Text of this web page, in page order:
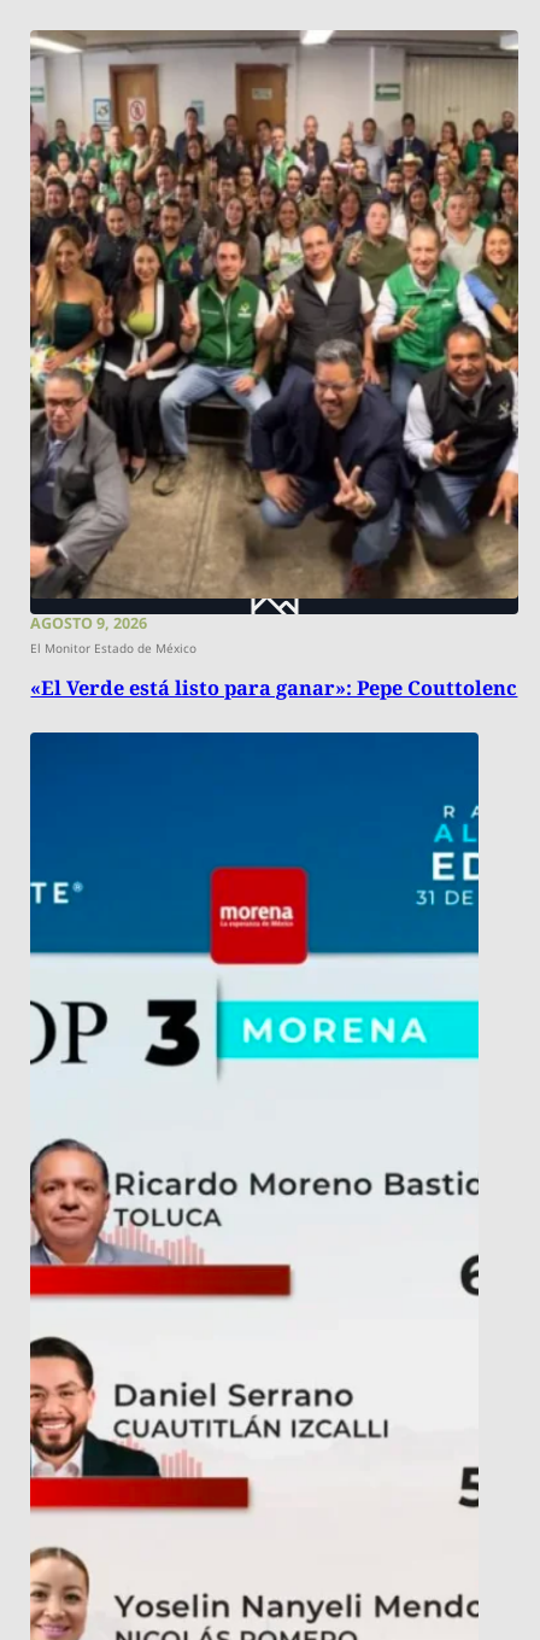
AGOSTO 9, 2026
El Monitor Estado de México
«El Verde está listo para ganar»: Pepe Couttolenc